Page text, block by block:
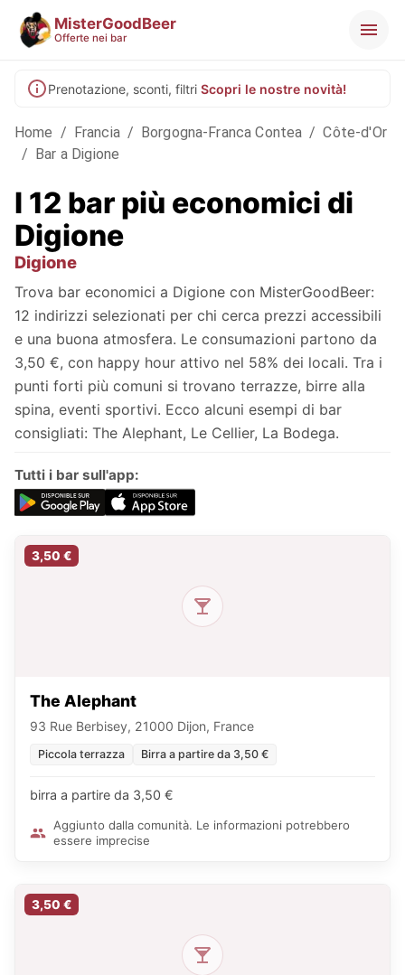
MisterGoodBeer
Offerte nei bar
Prenotazione, sconti, filtri Scopri le nostre novità!
Home / Francia / Borgogna-Franca Contea / Côte-d'Or
/ Bar a Digione
I 12 bar più economici di
Digione
Digione
Trova bar economici a Digione con MisterGoodBeer:
12 indirizzi selezionati per chi cerca prezzi accessibili
e una buona atmosfera. Le consumazioni partono da
3,50 €, con happy hour attivo nel 58% dei locali. Tra i
punti forti più comuni si trovano terrazze, birre alla
spina, eventi sportivi. Ecco alcuni esempi di bar
consigliati: The Alephant, Le Cellier, La Bodega.
Tutti i bar sull'app:
3,50 €
The Alephant
93 Rue Berbisey, 21000 Dijon, France
Piccola terrazza Birra a partire da 3,50 €
birra a partire da 3,50 €
Aggiunto dalla comunità. Le informazioni potrebbero
essere imprecise
3,50 €